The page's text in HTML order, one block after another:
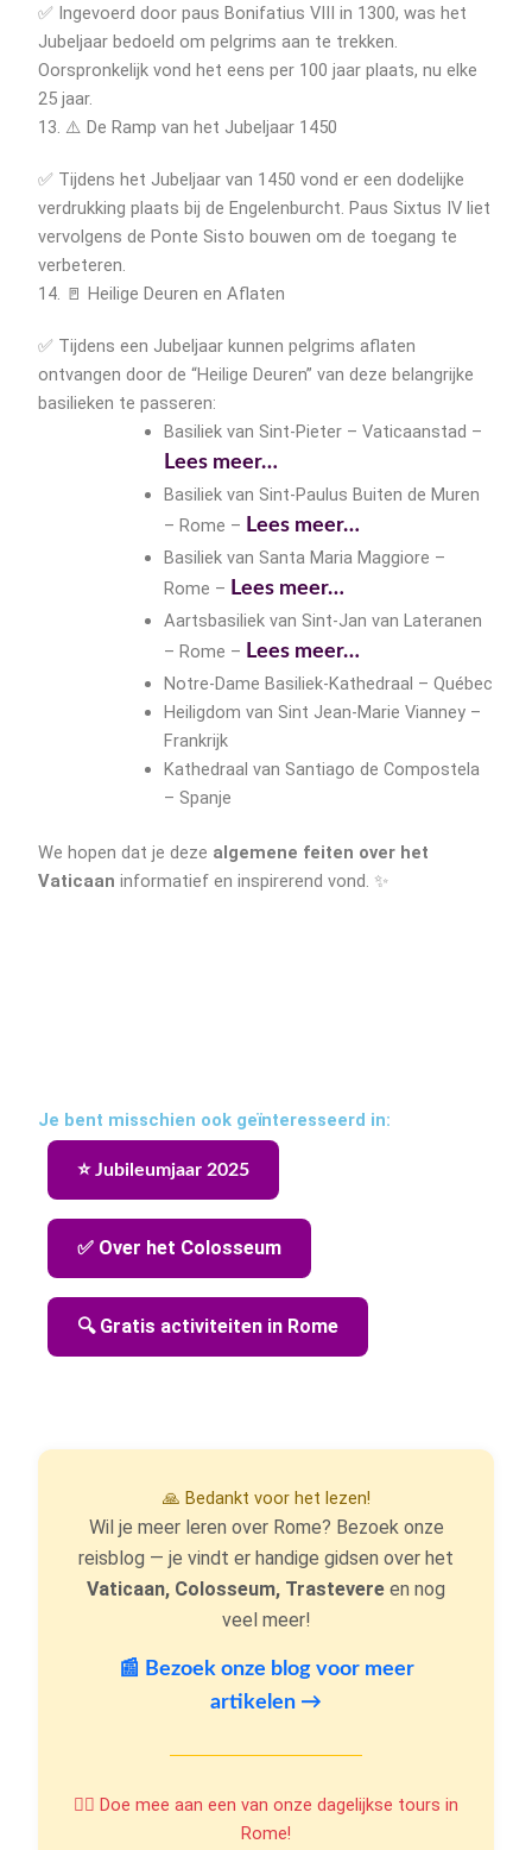
✅ Ingevoerd door paus Bonifatius VIII in 1300, was het
Jubeljaar bedoeld om pelgrims aan te trekken.
Oorspronkelijk vond het eens per 100 jaar plaats, nu elke
25 jaar.
13. ⚠️ De Ramp van het Jubeljaar 1450
✅ Tijdens het Jubeljaar van 1450 vond er een dodelijke
verdrukking plaats bij de Engelenburcht. Paus Sixtus IV liet
vervolgens de Ponte Sisto bouwen om de toegang te
verbeteren.
14. 🚪 Heilige Deuren en Aflaten
✅ Tijdens een Jubeljaar kunnen pelgrims aflaten
ontvangen door de “Heilige Deuren” van deze belangrijke
basilieken te passeren:
Basiliek van Sint-Pieter – Vaticaanstad –
Lees meer…
Basiliek van Sint-Paulus Buiten de Muren
– Rome – Lees meer…
Basiliek van Santa Maria Maggiore –
Rome – Lees meer…
Aartsbasiliek van Sint-Jan van Lateranen
– Rome – Lees meer…
Notre-Dame Basiliek-Kathedraal – Québec
Heiligdom van Sint Jean-Marie Vianney –
Frankrijk
Kathedraal van Santiago de Compostela
– Spanje
We hopen dat je deze algemene feiten over het
Vaticaan informatief en inspirerend vond. ✨
Je bent misschien ook geïnteresseerd in:
⭐ Jubileumjaar 2025
✅ Over het Colosseum
🔍 Gratis activiteiten in Rome
🙏 Bedankt voor het lezen!
Wil je meer leren over Rome? Bezoek onze
reisblog — je vindt er handige gidsen over het
Vaticaan, Colosseum, Trastevere en nog
veel meer!
📰 Bezoek onze blog voor meer
artikelen →
🚶‍♂️ Doe mee aan een van onze dagelijkse tours in
Rome!